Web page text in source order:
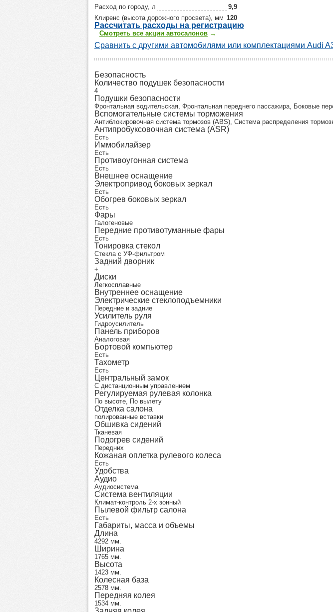
Расход по городу, л
9,9
Клиренс (высота дорожного просвета), мм 120
Рассчитать расходы на регистрацию
Смотреть все акции автосалонов →
Сравнить с другими автомобилями или комплектациями Audi
Безопасность
Количество подушек безопасности
4
Подушки безопасности
Фронтальная водительская, Фронтальная переднего пассажира, Боковые
Вспомогательные системы торможения
Антиблокировочная система тормозов (ABS), Система распределения
Антипробуксовочная система (ASR)
Есть
Иммобилайзер
Есть
Противоугонная система
Есть
Внешнее оснащение
Электропривод боковых зеркал
Есть
Обогрев боковых зеркал
Есть
Фары
Галогеновые
Передние противотуманные фары
Есть
Тонировка стекол
Стекла с УФ-фильтром
Задний дворник
+
Диски
Легкосплавные
Внутреннее оснащение
Электрические стеклоподъемники
Передние и задние
Усилитель руля
Гидроусилитель
Панель приборов
Аналоговая
Бортовой компьютер
Есть
Тахометр
Есть
Центральный замок
С дистанционным управлением
Регулируемая рулевая колонка
По высоте, По вылету
Отделка салона
полированные вставки
Обшивка сидений
Тканевая
Подогрев сидений
Передних
Кожаная оплетка рулевого колеса
Есть
Удобства
Аудио
Аудиосистема
Система вентиляции
Климат-контроль 2-х зонный
Пылевой фильтр салона
Есть
Габариты, масса и объемы
Длина
4292 мм.
Ширина
1765 мм.
Высота
1423 мм.
Колесная база
2578 мм.
Передняя колея
1534 мм.